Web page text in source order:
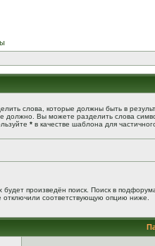
слова, которые должны быть в
должно. Вы можете разделить слова
* в качестве шаблона для
произведён поиск. Поиск в
отключили соответствующую опцию ниже.